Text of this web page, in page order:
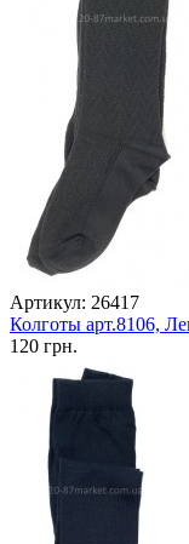
Артикул: 26417
Колготы арт.8106,
120 грн.